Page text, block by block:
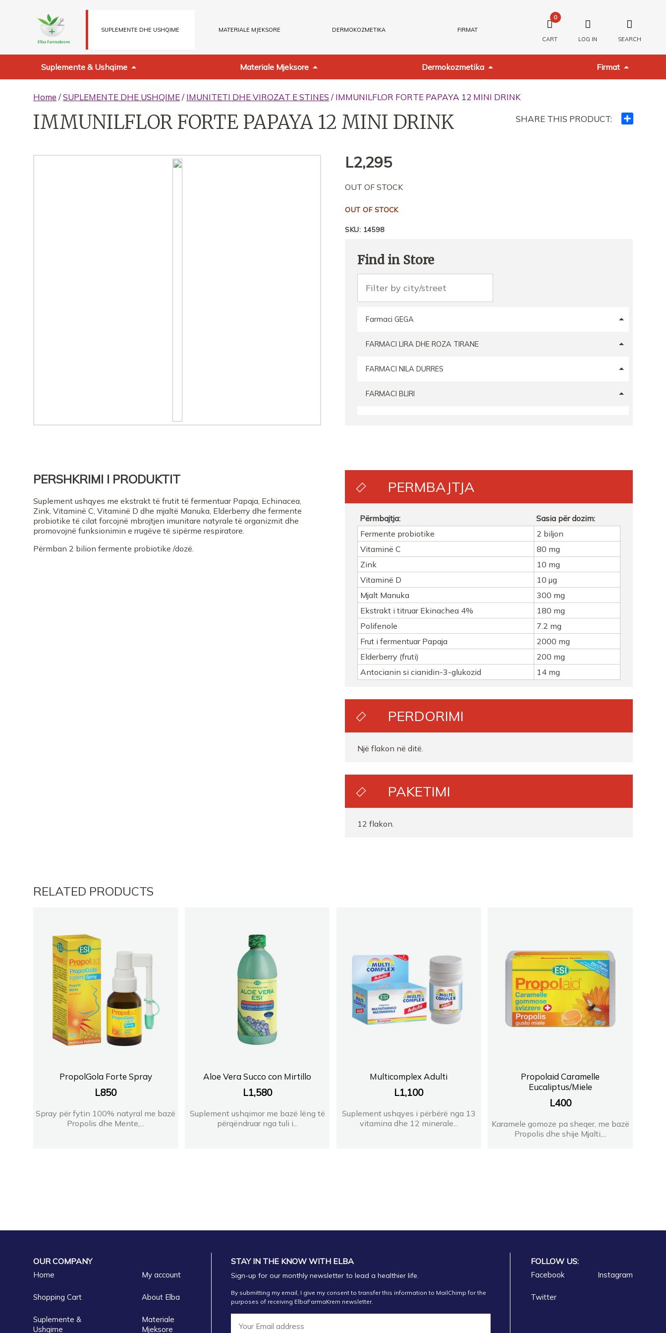
SUPLEMENTE DHE USHQIME MATERIALE MJEKSORE DERMOKOZMETIKA
FIRMAT
CART
0
LOG IN SEARCH
Suplemente & Ushqime Materiale Mjeksore Dermokozmetika Firmat
Home /SUPLEMENTE DHE USHQIME/ IMUNITETI DHE VIROZAT E STINES / IMMUNILFLOR FORTE PAPAYA 12 MINI DRINK
IMMUNILFLOR FORTE PAPAYA 12 MINI DRINK SHARE THIS PRODUCT:
L2,295
OUT OF STOCK
OUT OF STOCK
SKU: 14598
Find in Store
Farmaci GEGA
FARMACI LIRA DHE ROZA TIRANE
FARMACI NILA DURRES
FARMACI BLIRI
Farmaci Elda
PERSHKRIMI I PRODUKTIT
Suplement ushqyes me ekstrakt të frutit të fermentuar Papaja, Echinacea,
Zink, Vitaminë C, Vitaminë D dhe mjaltë Manuka, Elderberry dhe fermente
probiotike të cilat forcojnë mbrojtjen imunitare natyrale të organizmit dhe
promovojnë funksionimin e rrugëve të sipërme respiratore.
Përmban 2 bilion fermente probiotike /dozë.
PERMBAJTJA
Përmbajtja:
Sasia për dozim:
Fermente probiotike
2 biljon
Vitaminë C
80 mg
Zink
10 mg
Vitaminë D
10 µg
Mjalt Manuka
300 mg
Ekstrakt i titruar Ekinachea 4%
180 mg
Polifenole
7.2 mg
Frut i fermentuar Papaja
2000 mg
Elderberry (fruti)
200 mg
Antocianin si cianidin-3-glukozid
14 mg
PERDORIMI
Një flakon në ditë.
PAKETIMI
12 flakon.
RELATED PRODUCTS
PropolGola Forte Spray
L850
Spray për fytin 100% natyral me bazë
Propolis dhe Mente,...
Aloe Vera Succo con Mirtillo
L1,580
Suplement ushqimor me bazë lëng të
përqëndruar nga tuli i...
Multicomplex Adulti
L1,100
Suplement ushqyes i përbërë nga 13
vitamina dhe 12 minerale...
Propolaid Caramelle
Eucaliptus/Miele
L400
Karamele gomoze pa sheqer, me bazë
Propolis dhe shije Mjalti,...
OUR COMPANY
Home My account
Shopping Cart About Elba
Suplemente &
Ushqime
Materiale
Mjeksore
STAY IN THE KNOW WITH ELBA
Sign-up for our monthly newsletter to lead a healthier life.
By submitting my email, I give my consent to transfer this information to MailChimp for the
purposes of receiving ElbaFarmaKrem newsletter.
FOLLOW US:
Facebook Instagram
Twitter